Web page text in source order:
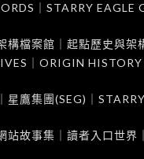
｜STARRY EAGLE
構檔案館｜起點歷史與
｜ORIGIN HISTORY
星鷹集團(SEG)｜
站故事集｜讀者入口世